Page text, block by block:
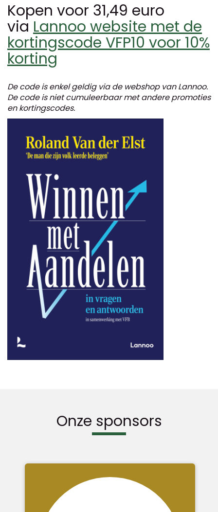
Kopen voor 31,49 euro
via Lannoo website met de
kortingscode VFP10 voor 10%
korting
De code is enkel geldig via de webshop van Lannoo.
De code is niet cumuleerbaar met andere promoties
en kortingscodes.
Onze sponsors